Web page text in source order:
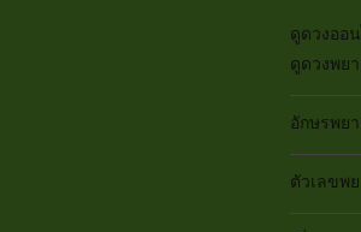
ดูดวงออ
ดูดวงพย
อักษรพย
ตัวเลขพ